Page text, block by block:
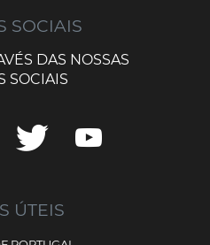
SOCIAIS
DAS NOSSAS
SOCIAIS
ÚTEIS